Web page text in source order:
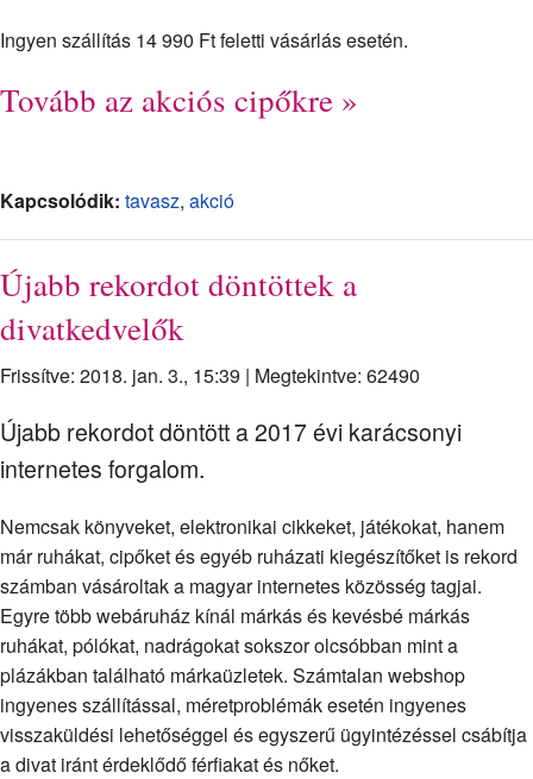
Ingyen szállítás 14 990 Ft feletti vásárlás esetén.
Tovább az akciós cipőkre »
Kapcsolódik: tavasz, akció
Újabb rekordot döntöttek a
divatkedvelők
Frissítve: 2018. jan. 3., 15:39 | Megtekintve: 62490
Újabb rekordot döntött a 2017 évi karácsonyi
internetes forgalom.
Nemcsak könyveket, elektronikai cikkeket, játékokat, hanem
már ruhákat, cipőket és egyéb ruházati kiegészítőket is rekord
számban vásároltak a magyar internetes közösség tagjai.
Egyre több webáruház kínál márkás és kevésbé márkás
ruhákat, pólókat, nadrágokat sokszor olcsóbban mint a
plázákban található márkaüzletek. Számtalan webshop
ingyenes szállítással, méretproblémák esetén ingyenes
visszaküldési lehetőséggel és egyszerű ügyintézéssel csábítja
a divat iránt érdeklődő férfiakat és nőket.